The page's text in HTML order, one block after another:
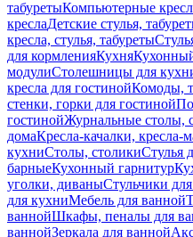
табуретыКомпьютерные
креслаДетские стулья,
кресла, стулья, табуреты
для кормленияКухня
модулиСтолешницы для
кресла для гостинойКомоды,
стенки, горки для гостиной
гостинойЖурнальные столы,
домаКресла-качалки, кресла-
кухниСтолы, столикиСтулья
барныеКухонный гарнитур
уголки, диваныСтульчики
для кухниМебель для ванной
ваннойШкафы, пеналы для
ваннойЗеркала для ванной